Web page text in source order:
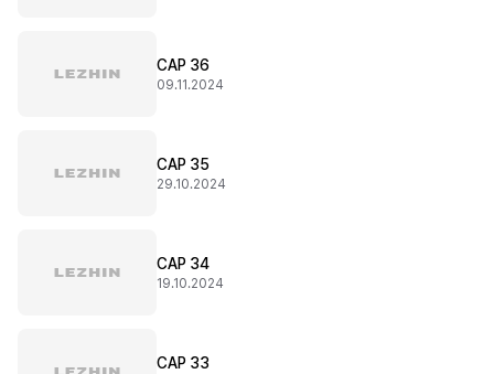
CAP 36
09.11.2024
CAP 35
29.10.2024
CAP 34
19.10.2024
CAP 33